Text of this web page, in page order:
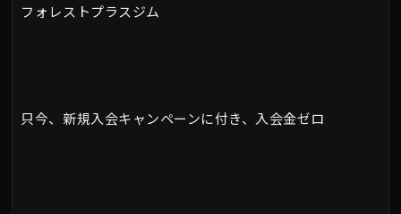
フォレストプラスジム
只今、新規入会キャンペーンに付き、入会金ゼロ